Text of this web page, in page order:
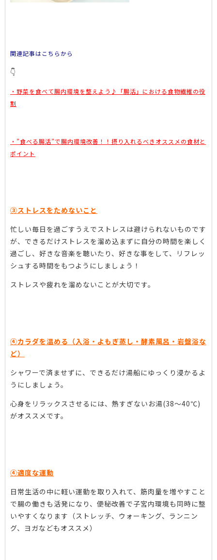
関連記事はこちらから
👇
・野菜を食べて腸内環境を整えよう♪「腸活」における食物繊維の役
割
・”食べる腸活”で腸内環境改善！！摂り入れるべきオススメの食材と
ポイント
③ストレスをためないこと
忙しい毎日を過ごすうえでストレスは避けられないものです
が、できるだけストレスを溜め込まずに自分の時間を楽しく
過ごし、好きな音楽を聴いたり、好きな事をして、リフレッ
シュする時間をもつようにしましょう！
ストレスや疲れを溜めないことが大切です。
④カラダを温める（入浴・よもぎ蒸し・酵素風呂・岩盤浴な
ど）
シャワーで済ませずに、できるだけ湯船にゆっくり浸かるよ
うにしましょう。
心身をリラックスさせるには、熱すぎないお湯(38～40℃)
がオススメです。
④適度な運動
日常生活の中に軽い運動を取り入れて、筋肉量を増やすこと
で腸の働きも活発になり、便秘改善で子宮内環境も同時に整
いやすくなります（ストレッチ、ウォーキング、ランニン
グ、ヨガなどもオススメ）